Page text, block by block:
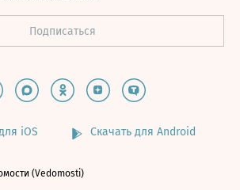
iOS Скачать для Android
(Vedomosti)